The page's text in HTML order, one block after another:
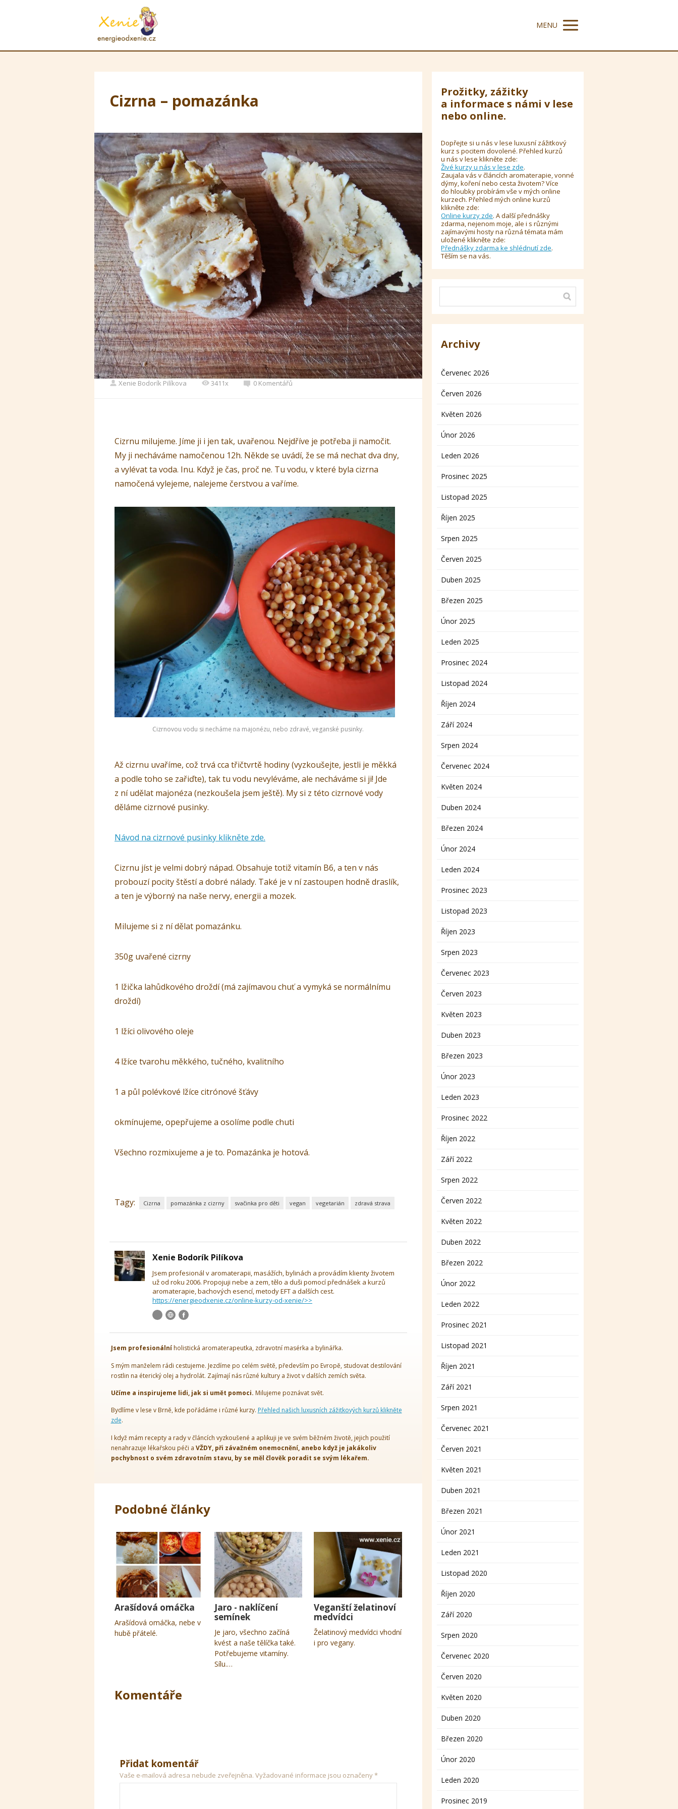
MENU
Cizrna – pomazánka
Xenie Bodorík Pilíkova 3411x 0 Komentářů
Cizrnu milujeme. Jíme ji i jen tak, uvařenou. Nejdříve je potřeba ji namočit.
My ji necháváme namočenou 12h. Někde se uvádí, že se má nechat dva dny,
a vylévat ta voda. Inu. Když je čas, proč ne. Tu vodu, v které byla cizrna
namočená vylejeme, nalejeme čerstvou a vaříme.
Cizrnovou vodu si necháme na majonézu, nebo zdravé, veganské pusinky.
Až cizrnu uvaříme, což trvá cca třičtvrtě hodiny (vyzkoušejte, jestli je měkká
a podle toho se zařiďte), tak tu vodu nevyléváme, ale necháváme si ji! Jde
z ní udělat majonéza (nezkoušela jsem ještě). My si z této cizrnové vody
děláme cizrnové pusinky.
Návod na cizrnové pusinky klikněte zde.
Cizrnu jíst je velmi dobrý nápad. Obsahuje totiž vitamín B6, a ten v nás
probouzí pocity štěstí a dobré nálady. Také je v ní zastoupen hodně draslík,
a ten je výborný na naše nervy, energii a mozek.
Milujeme si z ní dělat pomazánku.
350g uvařené cizrny
1 lžička lahůdkového droždí (má zajímavou chuť a vymyká se normálnímu
droždí)
1 lžíci olivového oleje
4 lžíce tvarohu měkkého, tučného, kvalitního
1 a půl polévkové lžíce citrónové šťávy
okmínujeme, opepřujeme a osolíme podle chuti
Všechno rozmixujeme a je to. Pomazánka je hotová.
Tagy: Cizrna pomazánka z cizrny svačinka pro děti vegan vegetarián zdravá strava
Xenie Bodorík Pilíkova
Jsem profesionál v aromaterapii, masážích, bylinách a provádím klienty životem
už od roku 2006. Propojuji nebe a zem, tělo a duši pomocí přednášek a kurzů
aromaterapie, bachových esencí, metody EFT a dalších cest.
https://energieodxenie.cz/online-kurzy-od-xenie/>>
Jsem profesionálníholistická aromaterapeutka, zdravotní masérka a bylinářka.
S mým manželem rádi cestujeme. Jezdíme po celém světě, především po Evropě, studovat destilování
rostlin na éterický olej a hydrolát. Zajímají nás různé kultury a život v dalších zemích světa.
Učíme a inspirujeme lidi, jak si umět pomoci. Milujeme poznávat svět.
Bydlíme v lese v Brně, kde pořádáme i různé kurzy. Přehled našich luxusních zážitkových kurzů klikněte
zde.
I když mám recepty a rady v článcích vyzkoušené a aplikuji je ve svém běžném životě, jejich použití
nenahrazuje lékařskou péči a VŽDY, při závažném onemocnění, anebo když je jakákoliv
pochybnost o svém zdravotním stavu, by se měl člověk poradit se svým lékařem.
Podobné články
Arašídová omáčka
Arašídová omáčka, nebe v
hubě přátelé.
Jaro - naklíčení
semínek
Je jaro, všechno začíná
kvést a naše tělíčka také.
Potřebujeme vitamíny.
Sílu.…
Veganští želatinoví
medvídci
Želatinový medvídci vhodní
i pro vegany.
Komentáře
Přidat komentář
Vaše e-mailová adresa nebude zveřejněna. Vyžadované informace jsou označeny*
Prožitky, zážitky
a informace s námi v lese
nebo online.
Dopřejte si u nás v lese luxusní zážitkový
kurz s pocitem dovolené. Přehled kurzů
u nás v lese klikněte zde:
Živé kurzy u nás v lese zde.
Zaujala vás v článcích aromaterapie, vonné
dýmy, koření nebo cesta životem? Více
do hloubky probírám vše v mých online
kurzech. Přehled mých online kurzů
klikněte zde:
Online kurzy zde. A další přednášky
zdarma, nejenom moje, ale i s různými
zajímavými hosty na různá témata mám
uložené klikněte zde:
Přednášky zdarma ke shlédnutí zde.
Těším se na vás.
Archivy
Červenec 2026
Červen 2026
Květen 2026
Únor 2026
Leden 2026
Prosinec 2025
Listopad 2025
Říjen 2025
Srpen 2025
Červen 2025
Duben 2025
Březen 2025
Únor 2025
Leden 2025
Prosinec 2024
Listopad 2024
Říjen 2024
Září 2024
Srpen 2024
Červenec 2024
Květen 2024
Duben 2024
Březen 2024
Únor 2024
Leden 2024
Prosinec 2023
Listopad 2023
Říjen 2023
Srpen 2023
Červenec 2023
Červen 2023
Květen 2023
Duben 2023
Březen 2023
Únor 2023
Leden 2023
Prosinec 2022
Říjen 2022
Září 2022
Srpen 2022
Červen 2022
Květen 2022
Duben 2022
Březen 2022
Únor 2022
Leden 2022
Prosinec 2021
Listopad 2021
Říjen 2021
Září 2021
Srpen 2021
Červenec 2021
Červen 2021
Květen 2021
Duben 2021
Březen 2021
Únor 2021
Leden 2021
Listopad 2020
Říjen 2020
Září 2020
Srpen 2020
Červenec 2020
Červen 2020
Květen 2020
Duben 2020
Březen 2020
Únor 2020
Leden 2020
Prosinec 2019